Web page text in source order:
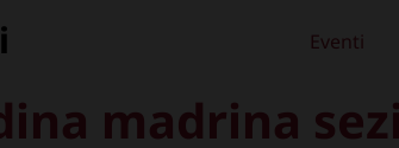
Eventi
madrina